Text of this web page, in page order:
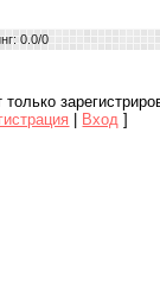
: 0.0/0
Вход ]